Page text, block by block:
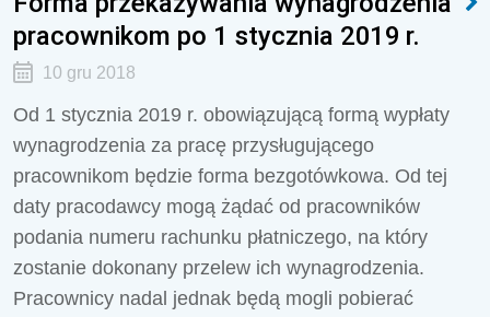
pracownikom po 1 stycznia 2019 r.
10 gru 2018
Od 1 stycznia 2019 r. obowiązującą formą wypłaty
wynagrodzenia za pracę przysługującego
pracownikom będzie forma bezgotówkowa. Od tej
daty pracodawcy mogą żądać od pracowników
podania numeru rachunku płatniczego, na który
zostanie dokonany przelew ich wynagrodzenia.
Pracownicy nadal jednak będą mogli pobierać